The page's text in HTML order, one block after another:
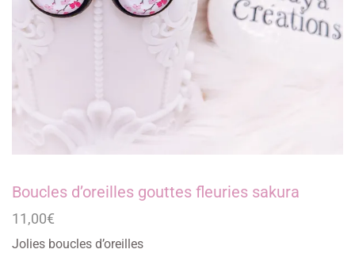
Boucles d’oreilles gouttes fleuries sakura
11,00€
Jolies boucles d’oreilles